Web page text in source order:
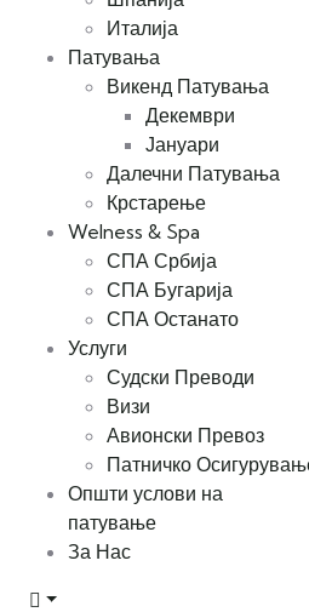
Италија
Патувања
Викенд Патувања
Декември
Јануари
Далечни Патувања
Крстарење
Welness & Spa
СПА Србија
СПА Бугарија
СПА Останато
Услуги
Судски Преводи
Визи
Авионски Превоз
Патничко
Општи услови на
патување
За Нас